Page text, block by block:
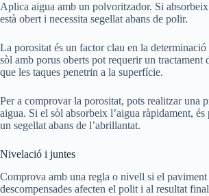
Aplica aigua amb un polvoritzador. Si
està obert i necessita segellat abans de polir.
La porositat és un factor clau en la determinació
sòl amb porus oberts pot requerir un tractament
que les taques penetrin a la superfície.
Per a comprovar la porositat, pots realitzar una
aigua. Si el sòl absorbeix l’aigua ràpidament, és
un segellat abans de l’abrillantat.
Nivelació i juntes
Comprova amb una regla o nivell si el paviment
descompensades afecten el polit i al resultat